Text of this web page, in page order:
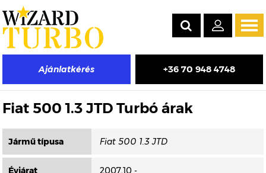
Ajánlatkérés +36 70 948 4748
Másik típus választása
Fiat 500 1.3 JTD Turbó árak
Jármű típusa
Évjárat 2007.10 -